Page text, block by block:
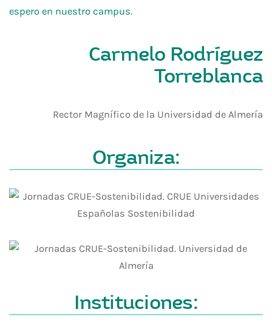
espero en nuestro campus.
Carmelo Rodríguez
Torreblanca
Rector Magnífico de la Universidad de Almería
Organiza:
Instituciones: